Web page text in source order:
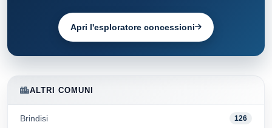
ALTRI COMUNI
Brindisi 126
Apri l'esploratore concessioni